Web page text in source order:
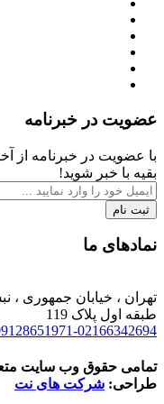
عضویت در خبرنامه
با عضویت در خبرنامه از
بقیه با خبر شوید!
ثبت نام
نمادهای ما
تهران ، خیابان جمهوری ،
طبقه اول پلاک 119
02166342694
تمامی حقوق وب سایت
طراحی: شرکت های نت